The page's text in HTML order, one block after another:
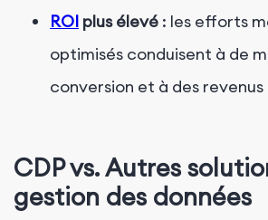
ROI plus élevé : les efforts
optimisés conduisent à de
conversion et à des
CDP vs. Autres
gestion des données